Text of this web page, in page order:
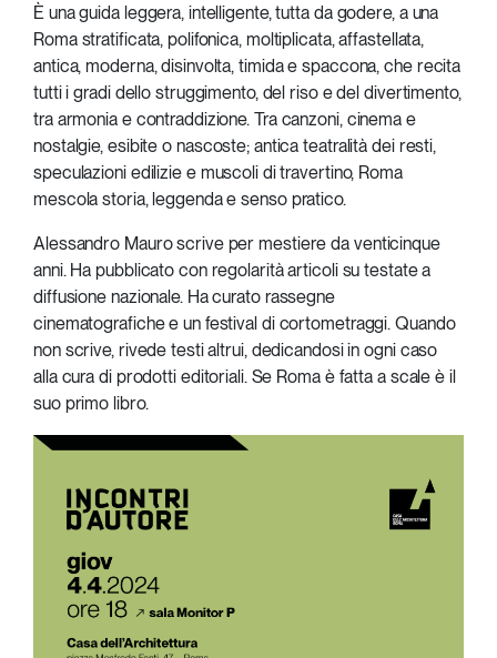
È una guida leggera, intelligente, tutta da godere, a una
Roma stratificata, polifonica, moltiplicata, affastellata,
antica, moderna, disinvolta, timida e spaccona, che recita
tutti i gradi dello struggimento, del riso e del divertimento,
tra armonia e contraddizione. Tra canzoni, cinema e
nostalgie, esibite o nascoste; antica teatralità dei resti,
speculazioni edilizie e muscoli di travertino, Roma
mescola storia, leggenda e senso pratico.
Alessandro Mauro scrive per mestiere da venticinque
anni. Ha pubblicato con regolarità articoli su testate a
diffusione nazionale. Ha curato rassegne
cinematografiche e un festival di cortometraggi. Quando
non scrive, rivede testi altrui, dedicandosi in ogni caso
alla cura di prodotti editoriali. Se Roma è fatta a scale è il
suo primo libro.